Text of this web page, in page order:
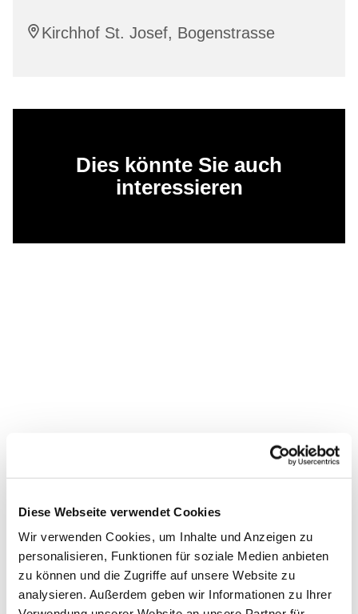
Diese Webseite verwendet Cookies
Wir verwenden Cookies, um Inhalte und Anzeigen zu
personalisieren, Funktionen für soziale Medien anbieten
zu können und die Zugriffe auf unsere Website zu
analysieren. Außerdem geben wir Informationen zu Ihrer
Kirchhof St. Josef, Bogenstrasse
Dies könnte Sie auch
interessieren